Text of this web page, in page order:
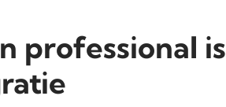
professional is